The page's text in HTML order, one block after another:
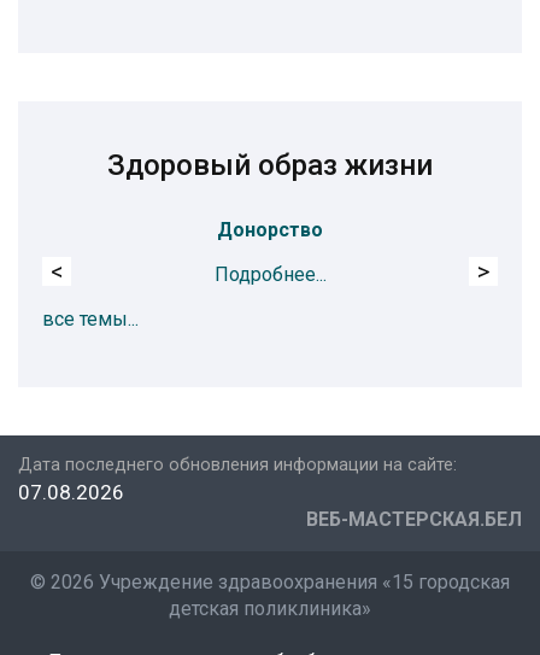
Здоровый образ жизни
Донорство
Подробнее...
< >
все темы...
Дата последнего обновления информации на сайте:
07.08.2026
ВЕБ-МАСТЕРСКАЯ.БЕЛ
© 2026 Учреждение здравоохранения «15 городская
детская поликлиника»